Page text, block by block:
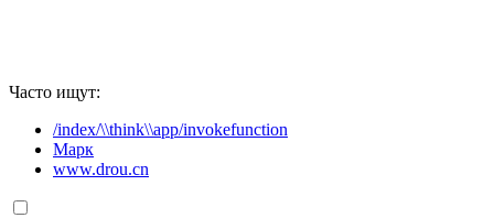
Часто ищут:
/index/\\think\\app/invokefunction
Марк
www.drou.cn